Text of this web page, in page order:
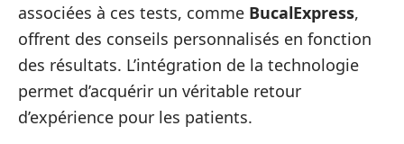
associées à ces tests, comme BucalExpress,
offrent des conseils personnalisés en fonction
des résultats. L’intégration de la technologie
permet d’acquérir un véritable retour
d’expérience pour les patients.